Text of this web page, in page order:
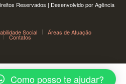
Reservados | Desenvolvido por Agência
Social Áreas de Atuação
Contatos
Como posso te ajudar?
0; font-family: Poppins;